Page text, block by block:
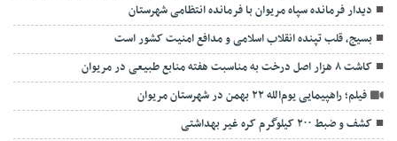
دیدار فرمانده سپاه مریوان با فرمانده انتظامی شهرستان
بسیج، قلب تپنده انقلاب اسلامی و مدافع امنیت کشور است
کاشت ۸ هزار اصل درخت به مناسبت هفته منابع طبیعی در مریوان
فیلم؛ راهپیمایی یوم‌الله ۲۲ بهمن در شهرستان مریوان
کشف و ضبط ۲۰۰ کیلوگرم کره غیر بهداشتی